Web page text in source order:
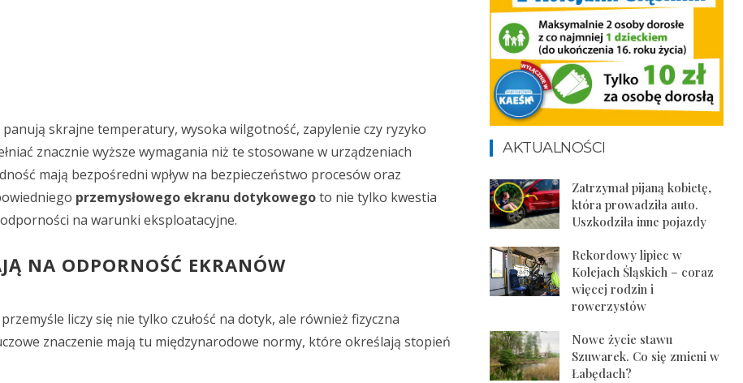
panują skrajne temperatury, wysoka wilgotność, zapylenie czy ryzyko
znacznie wyższe wymagania niż te stosowane w urządzeniach
mają bezpośredni wpływ na bezpieczeństwo procesów oraz
przemysłowego ekranu dotykowegoto nie tylko kwestia
na warunki eksploatacyjne.
NA ODPORNOŚĆ EKRANÓW
liczy się nie tylko czułość na dotyk, ale również fizyczna
znaczenie mają tu międzynarodowe normy, które określają stopień
AKTUALNOŚCI
Zatrzymał pijaną kobietę,
która prowadziła auto.
Uszkodziła inne pojazdy
Rekordowy lipiec w
Kolejach Śląskich – coraz
więcej rodzin i
rowerzystów
Nowe życie stawu
Szuwarek. Co się zmieni w
Łabędach?